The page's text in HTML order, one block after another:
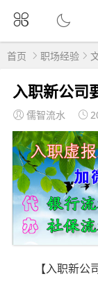
首页 职场经验
入职新公司
儒智流水
【入职新公司